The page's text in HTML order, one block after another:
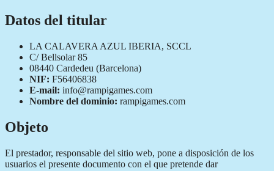
Datos del titular
LA CALAVERA AZUL IBERIA, SCCL
C/ Bellsolar 85
08440 Cardedeu (Barcelona)
NIF: F56406838
E-mail: info@rampigames.com
Nombre del dominio: rampigames.com
Objeto
El prestador, responsable del sitio web, pone a disposición de los
usuarios el presente documento con el que pretende dar